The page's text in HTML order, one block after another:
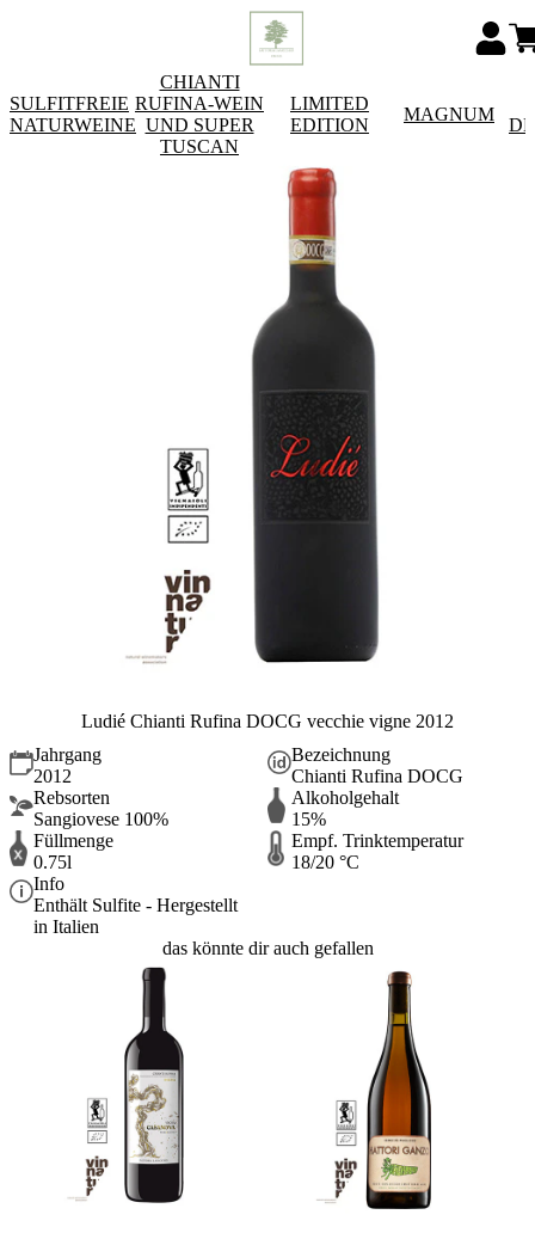
SULFITFREIE
NATURWEINE
CHIANTI
RUFINA-WEIN
UND SUPER
TUSCAN
LIMITED
EDITION
MAGNUM
Ludié Chianti Rufina DOCG vecchie vigne 2012
Jahrgang
2012
Bezeichnung
Chianti Rufina DOCG
Rebsorten
Sangiovese 100%
Alkoholgehalt
15%
Füllmenge
0.75l
Empf. Trinktemperatur
18/20 °C
Info
Enthält Sulfite - Hergestellt
in Italien
das könnte dir auch gefallen